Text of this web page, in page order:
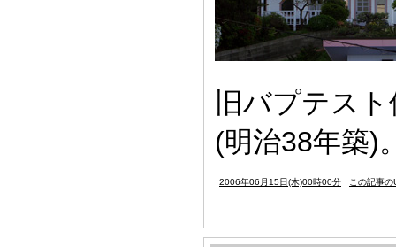
旧バプテス
(明治38年築)
2006年06月15日(木)00時00分 この記事の